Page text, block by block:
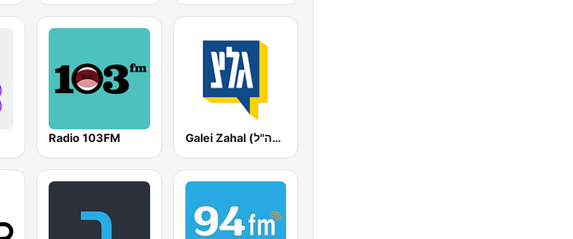
Radio 103FM Galei Zahal (גלי צה"ל)